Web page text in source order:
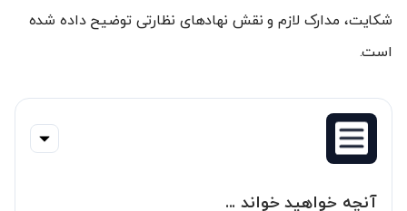
شکایت، مدارک لازم و نقش نهادهای نظارتی توضیح داده شده
است.
آنچه خواهید خواند ...